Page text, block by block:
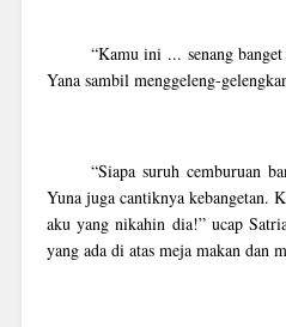
“Kamu ini ... senang
Yana sambil menggeleng-
“Siapa suruh cemburuan
Yuna juga cantiknya kebangetan.
aku yang nikahin dia!” ucap
yang ada di atas meja makan dan